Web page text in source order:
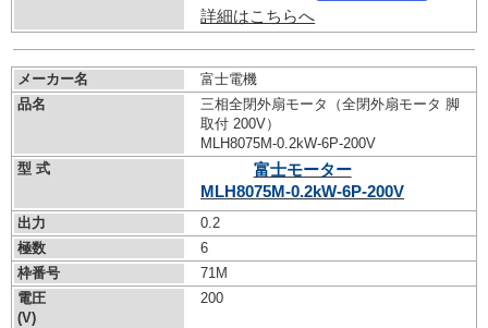
詳細はこちらへ
メーカー名
富士電機
品名
三相全閉外扇モータ（全閉外扇モータ 脚
取付 200V）
MLH8075M-0.2kW-6P-200V
型 式
富士モーター
MLH8075M-0.2kW-6P-200V
出力
0.2
極数
6
枠番号
71M
電圧
(V)
200